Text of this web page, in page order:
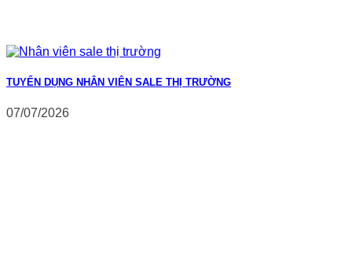
TUYỂN DỤNG NHÂN VIÊN SALE THỊ TRƯỜNG
07/07/2026